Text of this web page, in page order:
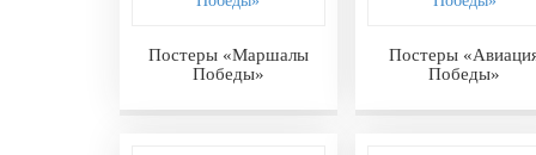
Постеры «Маршалы
Победы»
Постеры
Победы»